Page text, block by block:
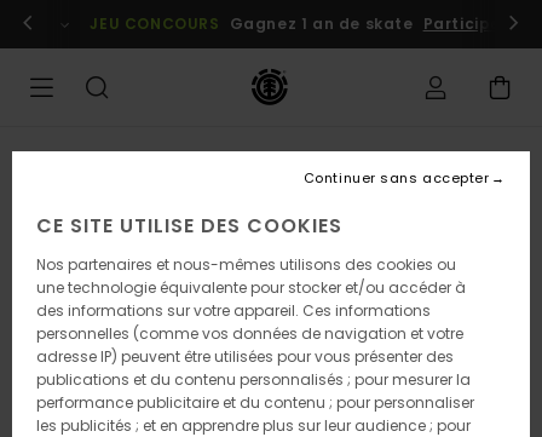
l'information
Se connecter / s'inscrire
JEU CONCOURS Gagnez 1 an de skate Participez
CE SITE UTILISE DES COOKIES
Nos partenaires et nous-mêmes utilisons des cookies ou
une technologie équivalente pour stocker et/ou accéder à
des informations sur votre appareil. Ces informations
personnelles (comme vos données de navigation et votre
adresse IP) peuvent être utilisées pour vous présenter des
publications et du contenu personnalisés ; pour mesurer la
performance publicitaire et du contenu ; pour personnaliser
les publicités ; et en apprendre plus sur leur audience ; pour
Continuer sans accepter